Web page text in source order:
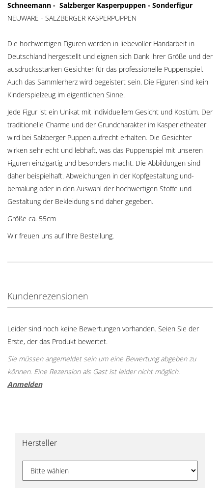
Schneemann - Salzberger Kasperpuppen - Sonderfigur
NEUWARE - SALZBERGER KASPERPUPPEN
Die hochwertigen Figuren werden in liebevoller Handarbeit in
Deutschland hergestellt und eignen sich Dank ihrer Größe und der
ausdrucksstarken Gesichter für das professionelle Puppenspiel.
Auch das Sammlerherz wird begeistert sein. Die Figuren sind kein
Kinderspielzeug im eigentlichen Sinne.
Jede Figur ist ein Unikat mit individuellem Gesicht und Kostüm. Der
traditionelle Charme und der Grundcharakter im Kasperletheater
wird bei Salzberger Puppen aufrecht erhalten. Die Gesichter
wirken sehr echt und lebhaft, was das Puppenspiel mit unseren
Figuren einzigartig und besonders macht. Die Abbildungen sind
daher beispielhaft. Abweichungen in der Kopfgestaltung und-
bemalung oder in den Auswahl der hochwertigen Stoffe und
Gestaltung der Bekleidung sind daher gegeben.
Größe ca. 55cm
Wir freuen uns auf Ihre Bestellung.
Kundenrezensionen
Leider sind noch keine Bewertungen vorhanden. Seien Sie der
Erste, der das Produkt bewertet.
Sie müssen angemeldet sein um eine Bewertung abgeben zu
können. Eine Rezension als Gast ist leider nicht möglich.
Anmelden
Hersteller